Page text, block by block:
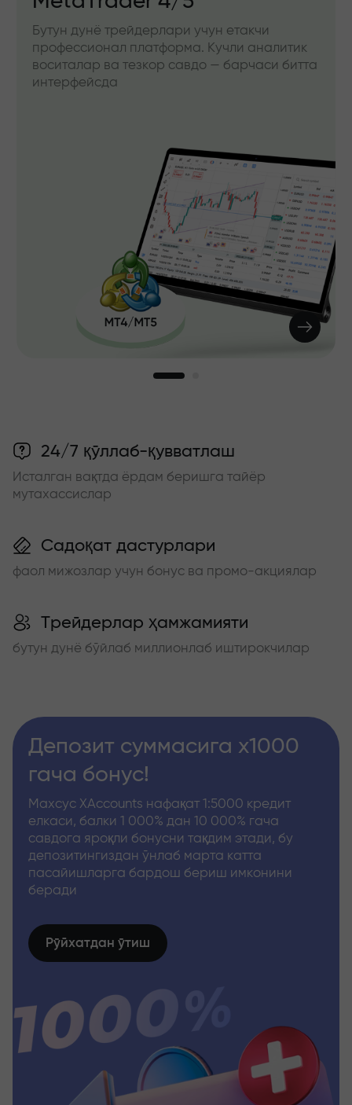
Бутун дунё трейдерлари учун етакчи
профессионал платформа. Кучли аналитик
воситалар ва тезкор савдо — барчаси битта
интерфейсда
24/7 қўллаб-қувватлаш
Исталган вақтда ёрдам беришга тайёр
мутахассислар
Садоқат дастурлари
фаол мижозлар учун бонус ва промо-акциялар
Трейдерлар ҳамжамияти
бутун дунё бўйлаб миллионлаб иштирокчилар
Депозит суммасига x1000
гача бонус!
Махсус XAccounts нафақат 1:5000 кредит
елкаси, балки 1 000% дан 10 000% гача
савдога яроқли бонусни тақдим этади, бу
депозитингиздан ўнлаб марта катта
пасайишларга бардош бериш имконини
беради
Рўйхатдан ўтиш